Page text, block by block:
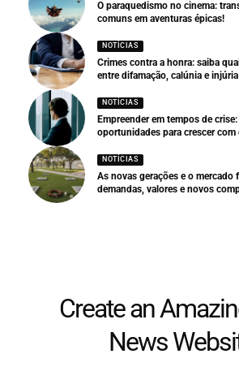
O paraquedismo no cinema:
comuns em aventuras épicas!
NOTÍCIAS
Crimes contra a honra: saiba
entre difamação, calúnia e injúria
NOTÍCIAS
Empreender em tempos de
oportunidades para crescer com
NOTÍCIAS
As novas gerações e o mercado
demandas, valores e novos
Create an
News